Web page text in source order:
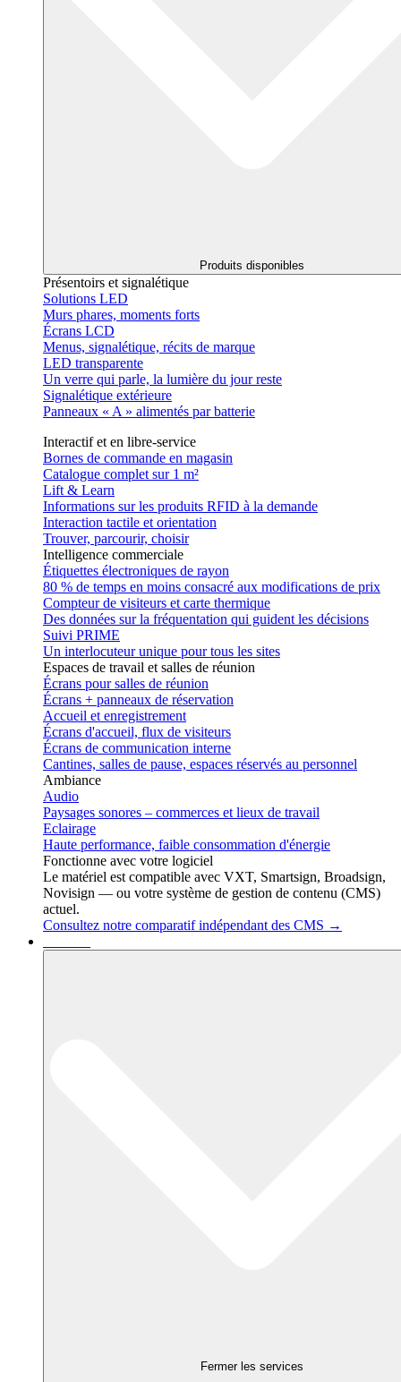
Produits disponibles
Présentoirs et signalétique
Solutions LED
Murs phares, moments forts
Écrans LCD
Menus, signalétique, récits de marque
LED transparente
Un verre qui parle, la lumière du jour reste
Signalétique extérieure
Panneaux « A » alimentés par batterie
Interactif et en libre-service
Bornes de commande en magasin
Catalogue complet sur 1 m²
Lift & Learn
Informations sur les produits RFID à la demande
Interaction tactile et orientation
Trouver, parcourir, choisir
Intelligence commerciale
Étiquettes électroniques de rayon
80 % de temps en moins consacré aux modifications de prix
Compteur de visiteurs et carte thermique
Des données sur la fréquentation qui guident les décisions
Suivi PRIME
Un interlocuteur unique pour tous les sites
Espaces de travail et salles de réunion
Écrans pour salles de réunion
Écrans + panneaux de réservation
Accueil et enregistrement
Écrans d'accueil, flux de visiteurs
Écrans de communication interne
Cantines, salles de pause, espaces réservés au personnel
Ambiance
Audio
Paysages sonores – commerces et lieux de travail
Eclairage
Haute performance, faible consommation d'énergie
Fonctionne avec votre logiciel
Le matériel est compatible avec VXT, Smartsign, Broadsign,
Novisign — ou votre système de gestion de contenu (CMS)
actuel.
Consultez notre comparatif indépendant des CMS →
Fermer les services